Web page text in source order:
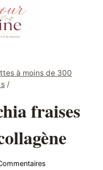
à moins de 300
/
fraises